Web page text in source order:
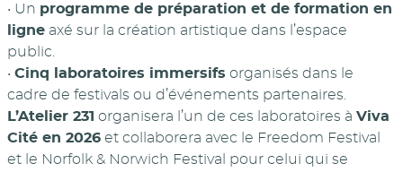
• Un programme de préparation et de formation en
ligne axé sur la création artistique dans l’espace
public.
• Cinq laboratoires immersifs organisés dans le
cadre de festivals ou d’événements partenaires.
L’Atelier 231 organisera l’un de ces laboratoires à Viva
Cité en 2026 et collaborera avec le Freedom Festival
et le Norfolk & Norwich Festival pour celui qui se